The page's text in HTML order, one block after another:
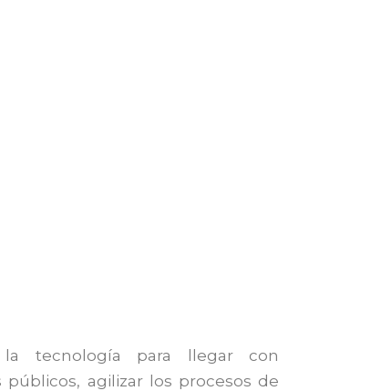
tecnología para llegar con
agilizar los procesos de